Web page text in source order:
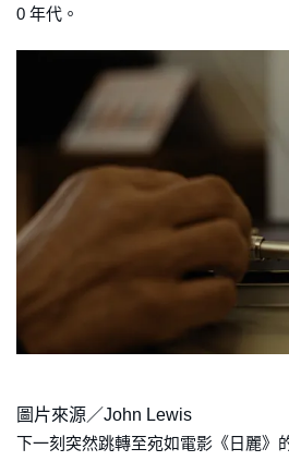
0 年代。
圖片來源／John Lewis
下一刻突然跳轉至宛如電影《日麗》